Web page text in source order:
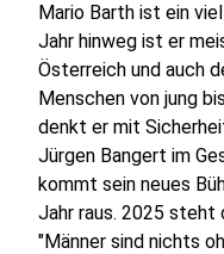
Mario Barth ist ein
Jahr hinweg ist er
Österreich und auch
Menschen von jung
denkt er mit
Jürgen Bangert im
kommt sein neues
Jahr raus. 2025 steht
"Männer sind nichts